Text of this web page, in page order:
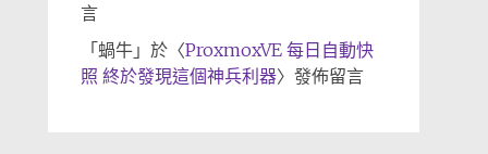
言
「 蝸牛」於〈ProxmoxVE 每日自動快
照 終於發現這個神兵利器〉發佈留言